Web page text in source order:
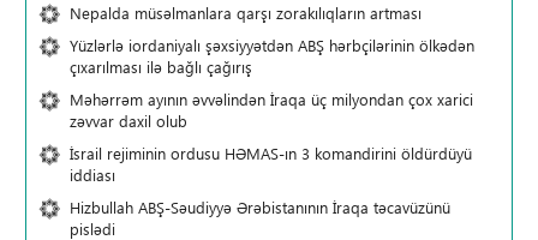
Nepalda müsəlmanlara qarşı zorakılıqların artması
Yüzlərlə iordaniyalı şəxsiyyətdən ABŞ hərbçilərinin ölkədən
çıxarılması ilə bağlı çağırış
Məhərrəm ayının əvvəlindən İraqa üç milyondan çox xarici
zəvvar daxil olub
İsrail rejiminin ordusu HƏMAS-ın 3 komandirini öldürdüyü
iddiası
Hizbullah ABŞ-Səudiyyə Ərəbistanının İraqa təcavüzünü
pislədi